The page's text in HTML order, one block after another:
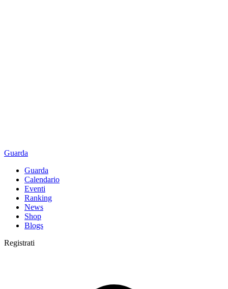
Guarda
Guarda
Calendario
Eventi
Ranking
News
Shop
Blogs
Registrati